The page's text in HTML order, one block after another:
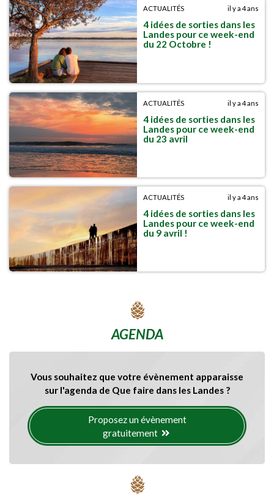
ACTUALITÉS il y a 4 ans
4 idées de sorties dans les
Landes pour ce week-end
du 22 Octobre !
ACTUALITÉS il y a 4 ans
4 idées de sorties dans les
Landes pour ce week-end
du 23 avril
ACTUALITÉS il y a 4 ans
4 idées de sorties dans les
Landes pour ce week-end
du 9 avril !
AGENDA
Vous souhaitez que votre évènement apparaisse
sur l'agenda de Que faire dans les Landes ?
Proposez un évènement
gratuitement